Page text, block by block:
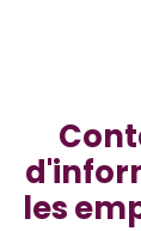
les